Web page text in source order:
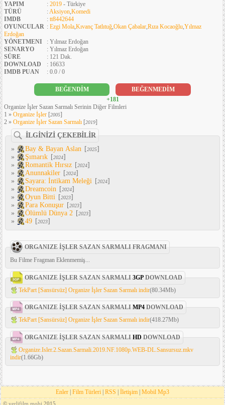
YAPIM : 2019 - Türkiye
TÜRÜ
:Aksiyon,Komedi
IMDB
: tt8442644
OYUNCULAR : Ezgi Mola,Kıvanç Tatlıtuğ,Okan Çabalar,Rıza Kocaoğlu,Yılmaz
Erdoğan
YÖNETMENI
: Yılmaz Erdoğan
SENARYO
: Yılmaz Erdoğan
SÜRE
: 121 Dak.
DOWNLOAD
: 16633
IMDB PUAN
: 0.0 / 0
BEĞENDİM
BEĞENMEDİM
+181
Organize İşler Sazan Sarmalı Serinin Diğer Filmleri
1 » Organize İşler [2005]
2 » Organize İşler Sazan Sarmalı [2019]
İLGİNİZİ ÇEKEBİLİR
»
Bay & Bayan Aslan [2025]
»
Şımarık [2024]
»
Romantik Hırsız [2024]
»
Anunnakiler [2024]
»
Sayara: İntikam Meleği [2024]
»
Dreamcoin [2024]
»
Oyun Bitti [2023]
»
Para Konuşur [2023]
»
Ölümlü Dünya 2 [2023]
»
49 [2023]
ORGANIZE İŞLER SAZAN SARMALI FRAGMANI
Bu Filme Fragman Eklenmemiş...
ORGANIZE İŞLER SAZAN SARMALI 3GP DOWNLOAD
TekPart [Sansürsüz] Organize İşler Sazan Sarmalı indir(80.34Mb)
ORGANIZE İŞLER SAZAN SARMALI MP4 DOWNLOAD
TekPart [Sansürsüz] Organize İşler Sazan Sarmalı indir(418.27Mb)
ORGANIZE İŞLER SAZAN SARMALI HD DOWNLOAD
Organize.Isler.2.Sazan.Sarmali.2019.NF.1080p.WEB-DL.Sansursuz.mkv
indir(1.66Gb)
Enler | Film Türleri | RSS | İletişim | Mobil Mp3
© yerlifilm.mobi 2015